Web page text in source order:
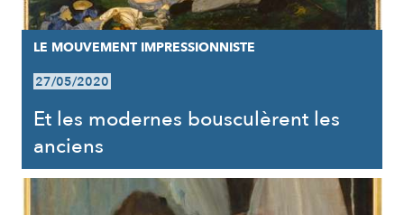
LE MOUVEMENT IMPRESSIONNISTE
27/05/2020
Et les modernes bousculèrent les
anciens